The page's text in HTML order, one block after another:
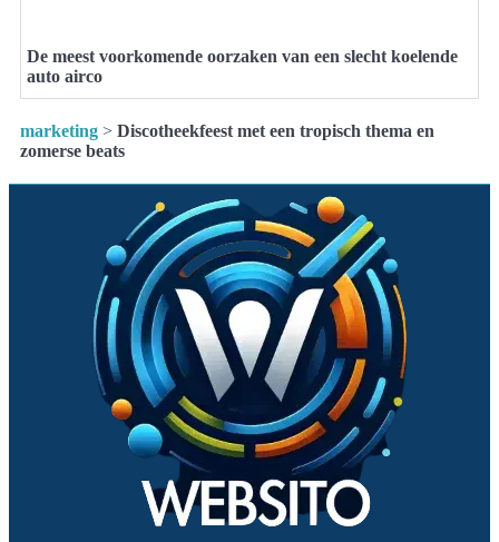
De meest voorkomende oorzaken van een slecht koelende
auto airco
marketing > Discotheekfeest met een tropisch thema en
zomerse beats